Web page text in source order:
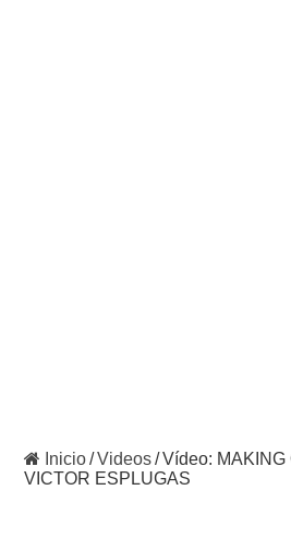
Inicio/Videos/Vídeo: MAKING
VICTOR ESPLUGAS